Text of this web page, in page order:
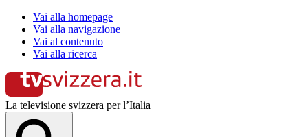
Vai alla homepage
Vai alla navigazione
Vai al contenuto
Vai alla ricerca
La televisione svizzera per l’Italia